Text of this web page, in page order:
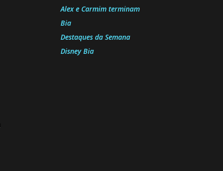
Alex e Carmim terminam
Bia
Destaques da Semana
Disney Bia